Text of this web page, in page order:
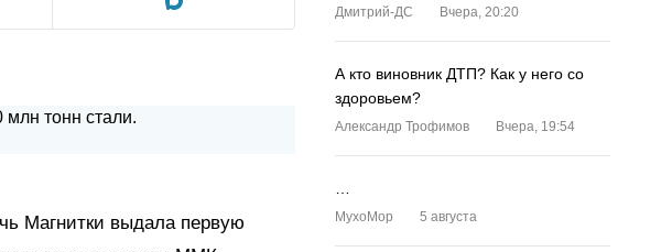
Магнитки выдала первую
Дмитрий-ДС Вчера, 20:20
А кто виновник ДТП? Как у него со
здоровьем?
Александр Трофимов Вчера, 19:54
MyxoMop 5 августа